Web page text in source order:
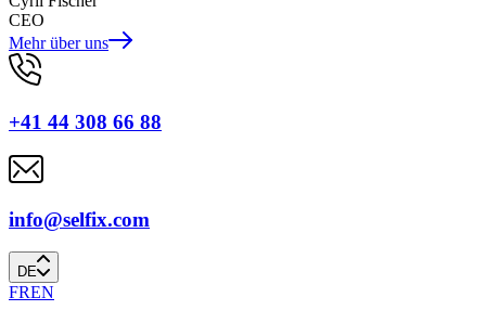
CEO
Mehr über uns
+41 44 308 66 88
info@selfix.com
DE
FREN